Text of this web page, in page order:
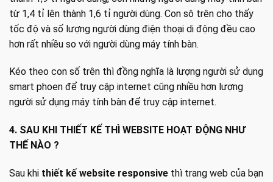
từ 1,4 tỉ lên thành 1,6 tỉ người dùng. Con sô trên cho thấy
tốc độ và số lượng người dùng điện thoại di động đều cao
hơn rất nhiều so với người dùng máy tính bàn.
Kéo theo con số trên thì đồng nghĩa là lượng người sử dụng
smart phoen để truy cập internet cũng nhiều hơn lượng
người sử dụng máy tính bàn để truy cập internet.
4. SAU KHI THIẾT KẾ THÌ WEBSITE HOẠT ĐỘNG NHƯ
THẾ NÀO ?
Sau khi thiết kế website responsive thì trang web của bạn